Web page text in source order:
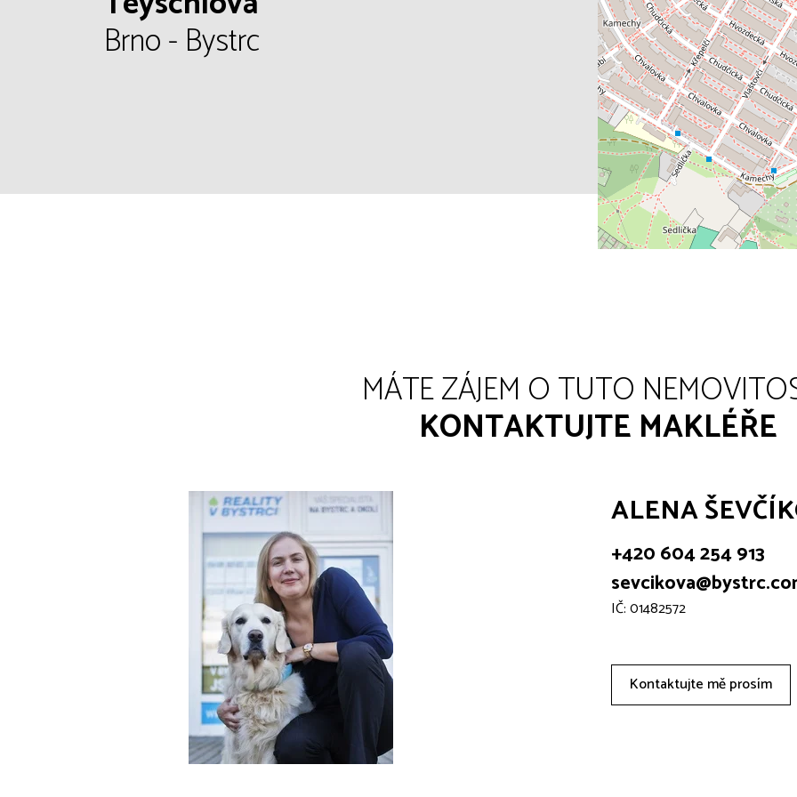
Brno - Bystrc
MÁTE ZÁJEM O TUTO
KONTAKTUJTE MAKLÉŘE
ALENA
+420 604 254 913
IČ: 01482572
Kontaktujte mě prosím